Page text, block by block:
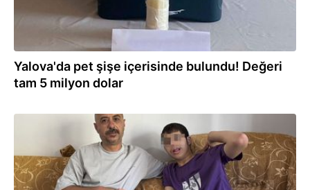
Yalova'da pet şişe içerisinde bulundu! Değeri
tam 5 milyon dolar